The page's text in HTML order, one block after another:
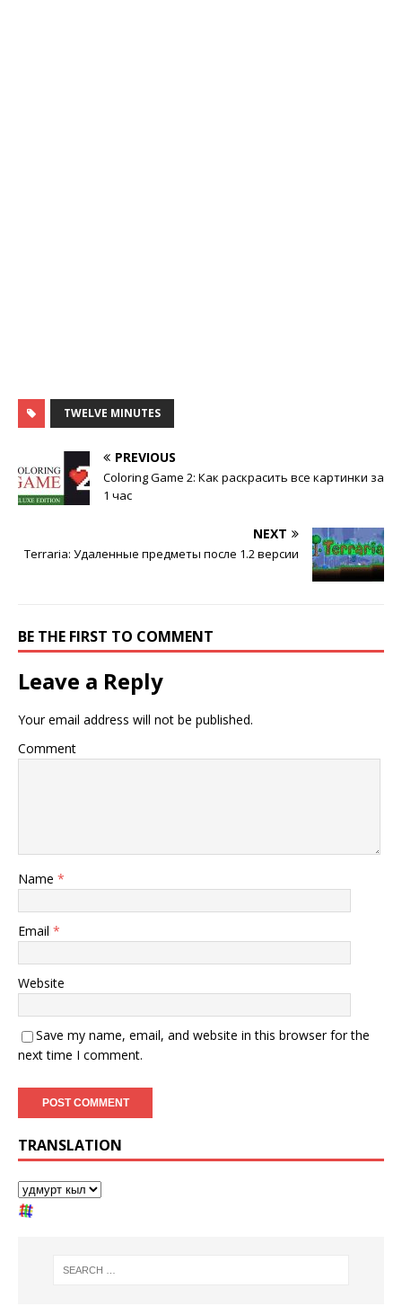
TWELVE MINUTES
PREVIOUS
Coloring Game 2: Как раскрасить все картинки за
1 час
NEXT
Terraria: Удаленные предметы после 1.2 версии
BE THE FIRST TO COMMENT
Leave a Reply
Your email address will not be published.
Comment
Name *
Email *
Website
Save my name, email, and website in this browser for the
next time I comment.
TRANSLATION